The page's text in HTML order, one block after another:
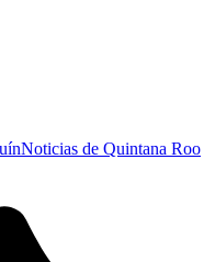
Noticias de Quintana Roo